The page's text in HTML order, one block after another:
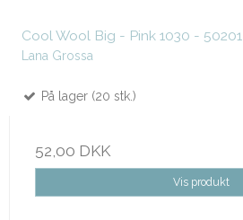
Cool Wool Big - Pink 1030 - 50201
Lana Grossa
På lager (20 stk.)
52,00 DKK
Vis produkt